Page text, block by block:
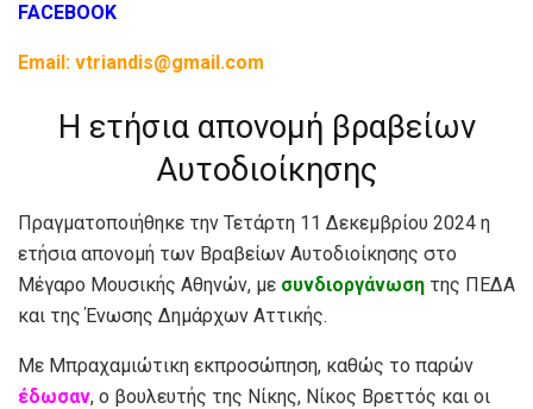
FACEBOOK
Email: vtriandis@gmail.com
Η ετήσια απονομή βραβείων
Αυτοδιοίκησης
Πραγματοποιήθηκε την Τετάρτη 11 Δεκεμβρίου 2024 η
ετήσια απονομή των Βραβείων Αυτοδιοίκησης στο
Μέγαρο Μουσικής Αθηνών, με συνδιοργάνωση της ΠΕΔΑ
και της Ένωσης Δημάρχων Αττικής.
Με Μπραχαμιώτικη εκπροσώπηση, καθώς το παρών
έδωσαν, ο βουλευτής της Νίκης, Νίκος Βρεττός και οι